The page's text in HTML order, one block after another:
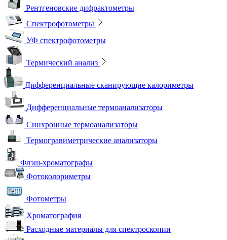
Рентгеновские дифрактометры
Спектрофотометры
УФ спектрофотометры
Термический анализ
Дифференциальные сканирующие калориметры
Дифференциальные термоанализаторы
Синхронные термоанализаторы
Термогравиметрические анализаторы
Флэш-хроматографы
Фотоколориметры
Фотометры
Хроматография
Расходные материалы для спектроскопии